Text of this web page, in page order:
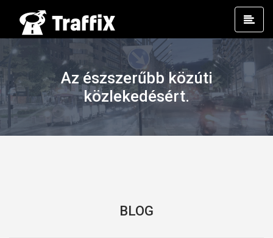
Az észszerűbb közúti
közlekedésért.
BLOG